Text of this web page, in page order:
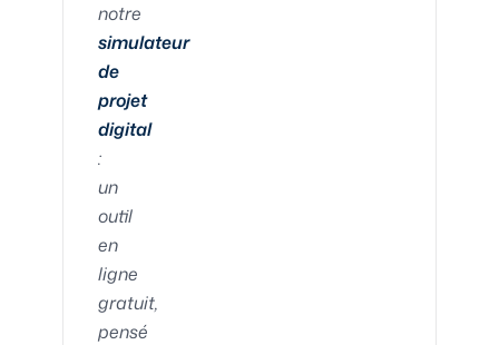
notre
simulateur
de
projet
digital
:
un
outil
en
ligne
gratuit,
pensé